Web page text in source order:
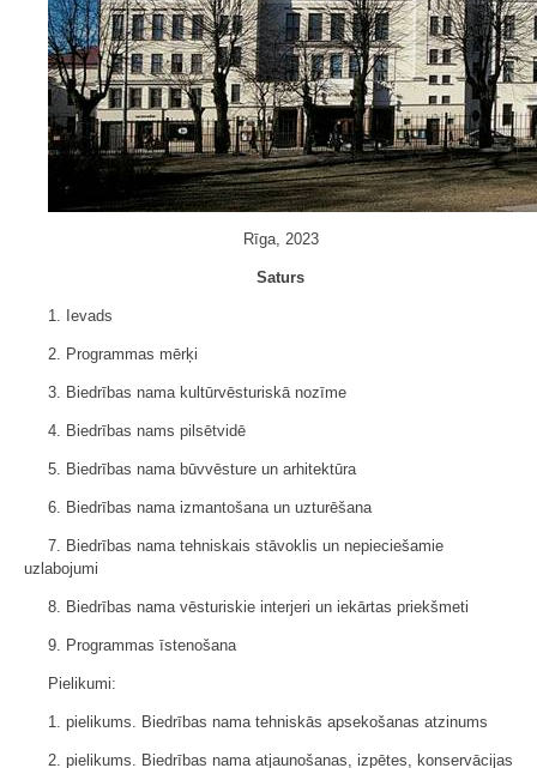
Rīga, 2023
Saturs
1. Ievads
2. Programmas mērķi
3. Biedrības nama kultūrvēsturiskā nozīme
4. Biedrības nams pilsētvidē
5. Biedrības nama būvvēsture un arhitektūra
6. Biedrības nama izmantošana un uzturēšana
7. Biedrības nama tehniskais stāvoklis un nepieciešamie
uzlabojumi
8. Biedrības nama vēsturiskie interjeri un iekārtas priekšmeti
9. Programmas īstenošana
Pielikumi:
1. pielikums. Biedrības nama tehniskās apsekošanas atzinums
2. pielikums. Biedrības nama atjaunošanas, izpētes, konservācijas